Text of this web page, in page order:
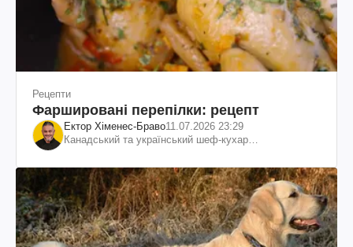
Рецепти
Фаршировані перепілки: рецепт
Ектор Хіменес-Браво11.07.2026 23:29
Канадський та український шеф-кухар